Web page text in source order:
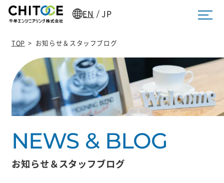
EN /JP
TOP > お知らせ＆スタッフブログ
お知らせ＆スタッフブログ